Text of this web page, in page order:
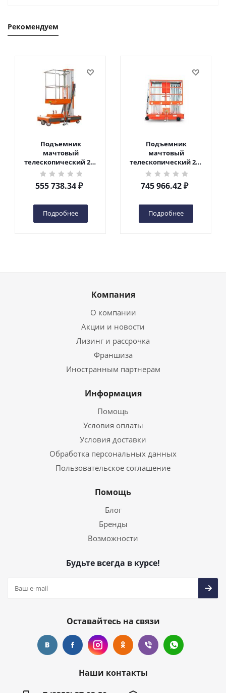
Рекомендуем
Подъемник
мачтовый
телескопический 200
кг 6 м TOR GTWY6-200S
DC 2-мачтовый
(автономный) (G) в
555 738.34₽
Подробнее
Подъемник
мачтовый
телескопический 200
кг 10 м TOR GTWY10-
200S DC 2-мачтовый
(автономный) (N) в
745 966.42₽
Подробнее
Компания
О компании
Акции и новости
Лизинг и рассрочка
Франшиза
Иностранным партнерам
Информация
Помощь
Условия оплаты
Условия доставки
Обработка персональных данных
Пользовательское соглашение
Помощь
Блог
Бренды
Возможности
Будьте всегда в курсе!
Оставайтесь на связи
Наши контакты